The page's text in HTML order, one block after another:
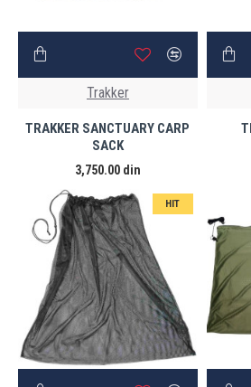
Trakker
TRAKKER SANCTUARY CARP
SACK
3,750.00 din
HIT